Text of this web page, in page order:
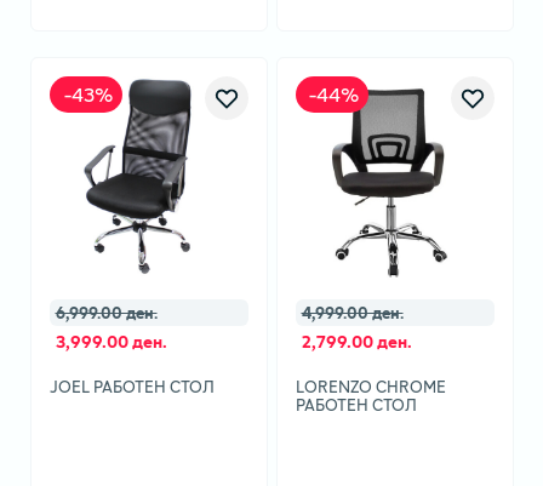
-43%
6,999.00 ден.
3,999.00 ден.
JOEL РАБОТЕН СТОЛ
-44%
4,999.00 ден.
2,799.00 ден.
LORENZO CHROME
РАБОТЕН СТОЛ